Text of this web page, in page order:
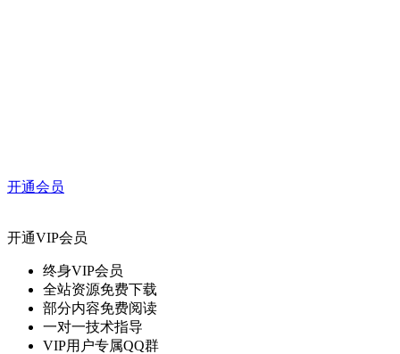
开通会员
开通VIP会员
终身VIP会员
全站资源免费下载
部分内容免费阅读
一对一技术指导
VIP用户专属QQ群